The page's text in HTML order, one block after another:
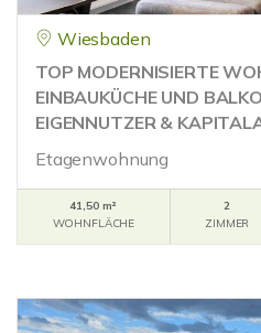
Wiesbaden
TOP MODERNISIERTE
EINBAUKÜCHE UND
EIGENNUTZER &
Etagenwohnung
41,50 m²
WOHNFLÄCHE
2
ZIMMER